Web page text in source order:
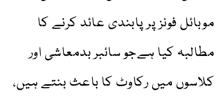
موبائل فونز پر پابندی عائد کرنے کا
مطالبہ کیا ہےجو سائبر بدمعاشی اور
کلاسوں میں رکاوٹ کا باعث بنتے ہیں،